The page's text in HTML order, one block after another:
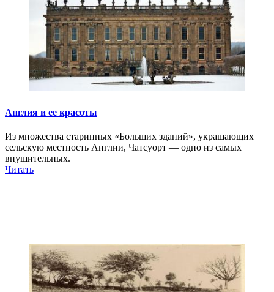
Англия и ее красоты
Из множества старинных «Больших зданий», украшающих
сельскую местность Англии, Чатсуорт — одно из самых
внушительных.
Читать